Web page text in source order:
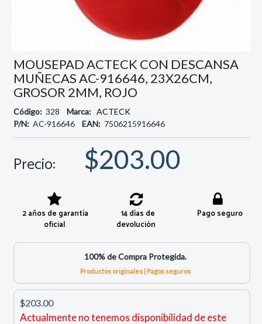
MOUSEPAD ACTECK CON DESCANSA
MUÑECAS AC-916646, 23X26CM,
GROSOR 2MM, ROJO
Código: 328 Marca: ACTECK
P/N: AC-916646 EAN: 7506215916646
Precio: $203.00
2 años de garantía
oficial
14 días de
devolución
Pago seguro
100% de Compra Protegida.
Productos originales | Pagos seguros
$203.00
Actualmente no tenemos disponibilidad de este